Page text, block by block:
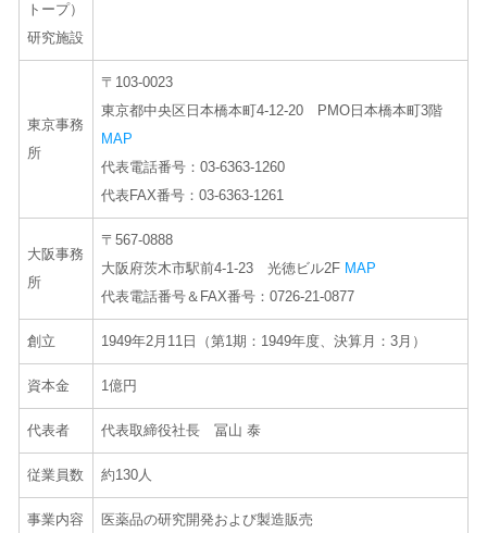
トープ）
研究施設
東京事務
所
〒103-0023
東京都中央区日本橋本町4-12-20 PMO日本橋本町3階
MAP
代表電話番号：03-6363-1260
代表FAX番号：03-6363-1261
大阪事務
所
〒567-0888
大阪府茨木市駅前4-1-23 光徳ビル2F MAP
代表電話番号＆FAX番号：0726-21-0877
創立 1949年2月11日（第1期：1949年度、決算月：3月）
資本金 1億円
代表者 代表取締役社長 冨山 泰
従業員数 約130人
事業内容 医薬品の研究開発および製造販売